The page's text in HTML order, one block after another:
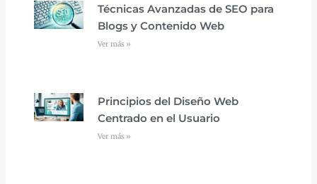
Técnicas Avanzadas de SEO para
Blogs y Contenido Web
Ver más »
Principios del Diseño Web
Centrado en el Usuario
Ver más »